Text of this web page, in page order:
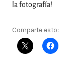
la fotografía!
Comparte esto: